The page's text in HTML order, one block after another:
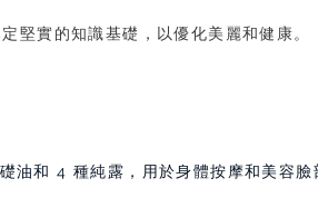
堅實的知識基礎，以優化美麗和健康。
和 4 種純露，用於身體按摩和美容臉